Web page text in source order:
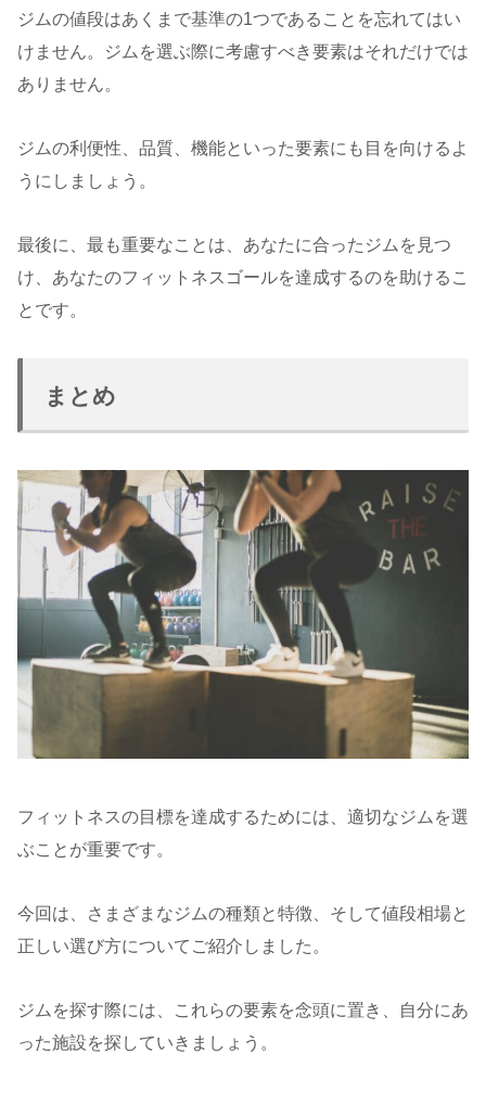
ジムの値段はあくまで基準の1つであることを忘れてはい
けません。ジムを選ぶ際に考慮すべき要素はそれだけでは
ありません。
ジムの利便性、品質、機能といった要素にも目を向けるよ
うにしましょう。
最後に、最も重要なことは、あなたに合ったジムを見つ
け、あなたのフィットネスゴールを達成するのを助けるこ
とです。
まとめ
フィットネスの目標を達成するためには、適切なジムを選
ぶことが重要です。
今回は、さまざまなジムの種類と特徴、そして値段相場と
正しい選び方についてご紹介しました。
ジムを探す際には、これらの要素を念頭に置き、自分にあ
った施設を探していきましょう。